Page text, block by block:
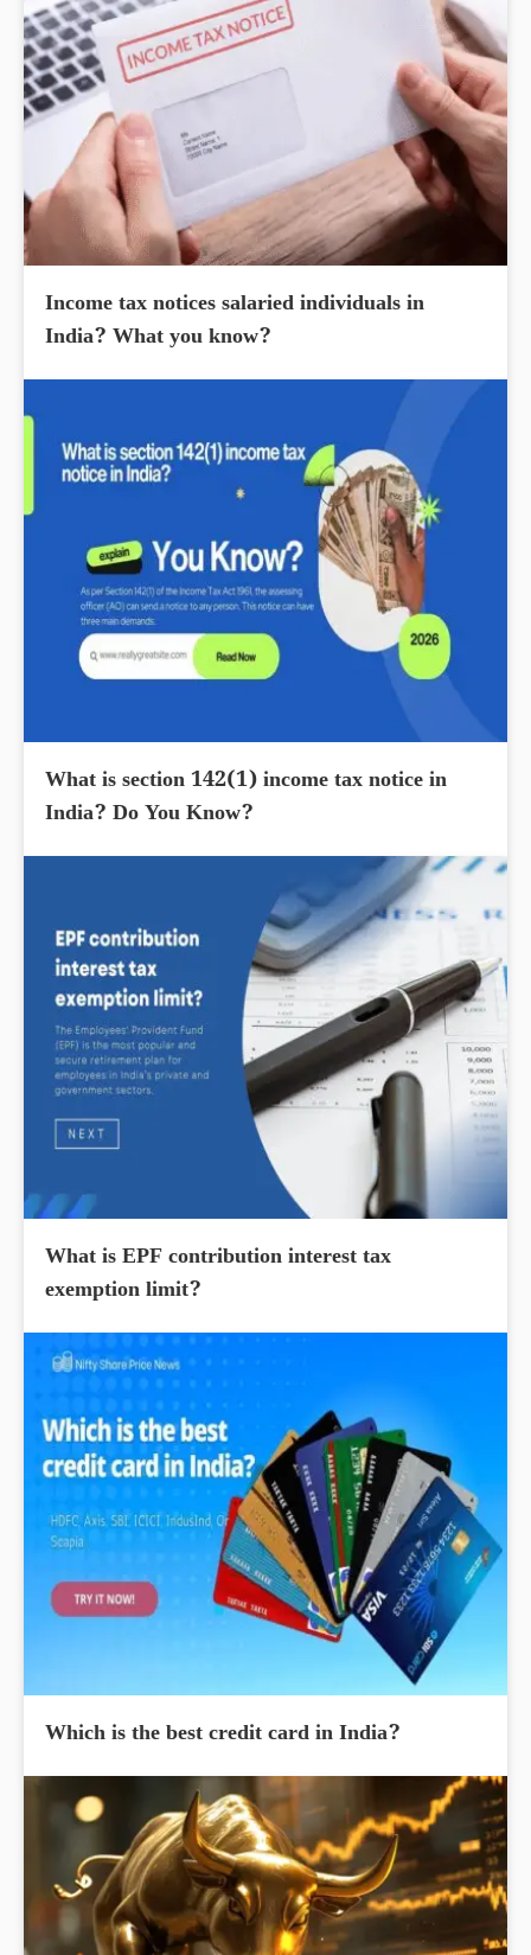
Income tax notices salaried individuals in
India? What you know?
What is section 142(1) income tax notice in
India? Do You Know?
What is EPF contribution interest tax
exemption limit?
Which is the best credit card in India?